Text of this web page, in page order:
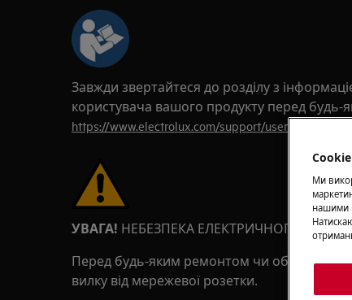
Завжди звертайтеся до розділу з
користувача вашого продукту перед
https://www.electrolux.com/support/user-manuals/
УВАГА! НЕБЕЗПЕКА ЕЛЕКТРИЧНОГО УДАРУ
Перед будь-яким ремонтом чи
вилку від мережевої розетки.
Cookie
Ми
нашими